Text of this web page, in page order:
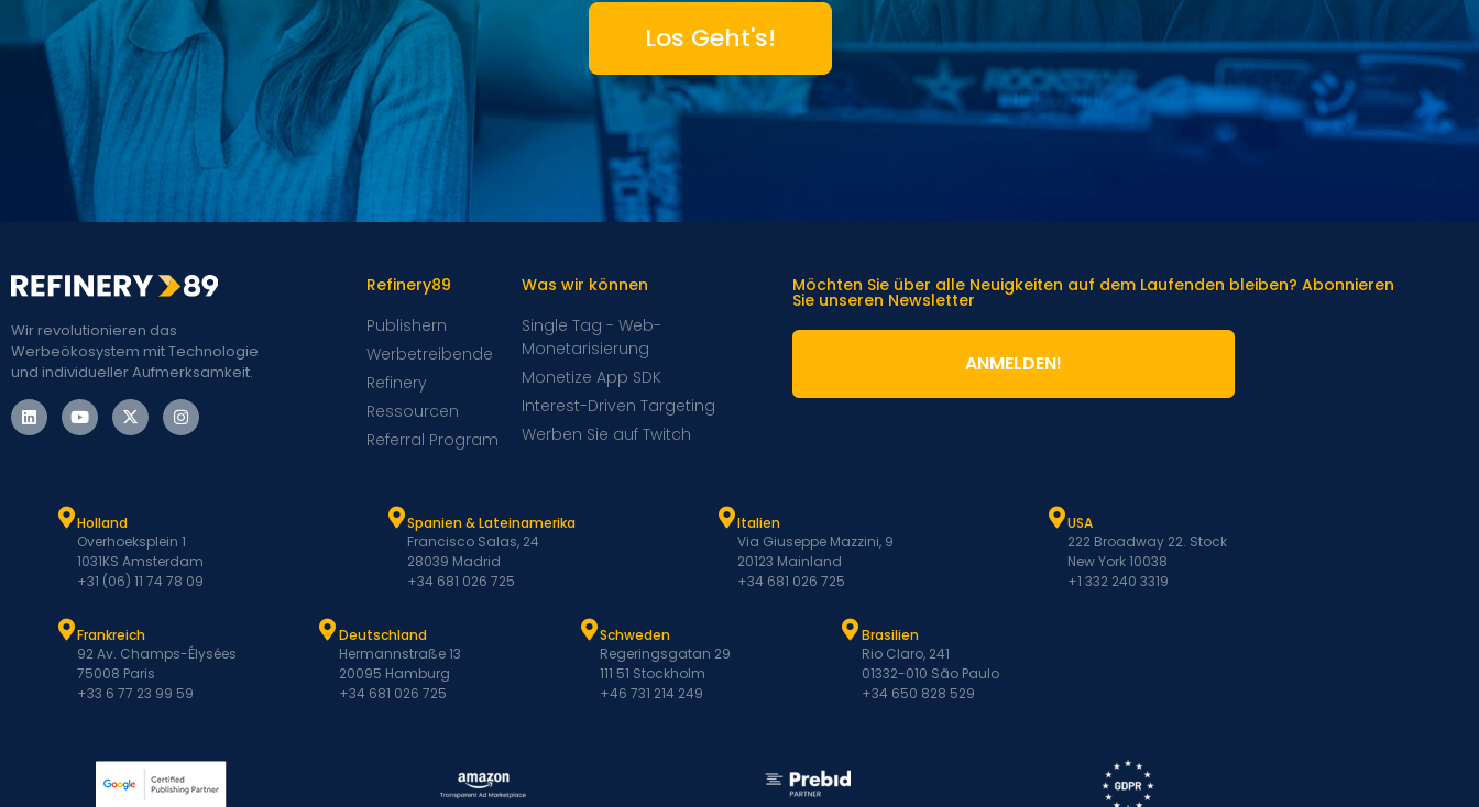
Los Geht's!
Wir revolutionieren das
Werbeökosystem mit Technologie
und individueller Aufmerksamkeit.
Refinery89
Publishern
Werbetreibende
Refinery
Ressourcen
Referral Program
Was wir können
Single Tag - Web-
Monetarisierung
Monetize App SDK
Interest-Driven Targeting
Werben Sie auf Twitch
Möchten Sie über alle Neuigkeiten auf dem Laufenden bleiben? Abonnieren
Sie unseren Newsletter
ANMELDEN!
Holland
Overhoeksplein 1
1031KS Amsterdam
+31 (06) 11 74 78 09
Spanien & Lateinamerika
Francisco Salas, 24
28039 Madrid
+34 681 026 725
Italien
Via Giuseppe Mazzini, 9
20123 Mainland
+34 681 026 725
USA
222 Broadway 22. Stock
New York 10038
+1 332 240 3319
Frankreich
92 Av. Champs-Élysées
75008 Paris
+33 6 77 23 99 59
Deutschland
Hermannstraße 13
20095 Hamburg
+34 681 026 725
Schweden
Regeringsgatan 29
111 51 Stockholm
+46 731 214 249
Brasilien
Rio Claro, 241
01332-010 São Paulo
+34 650 828 529